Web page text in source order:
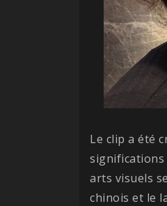
Le clip a été
significations
arts visuels
chinois et le